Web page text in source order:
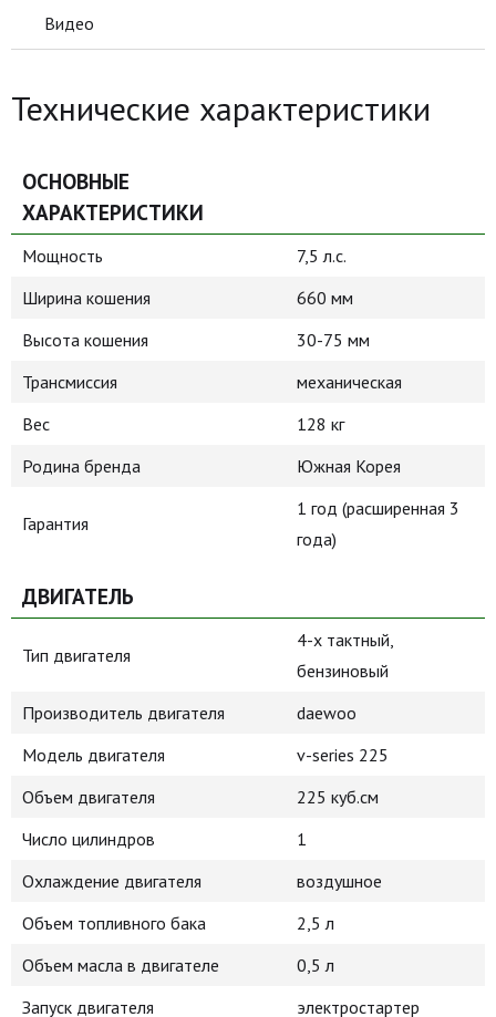
Видео
Технические характеристики
ОСНОВНЫЕ
ХАРАКТЕРИСТИКИ
Мощность
7,5 л.с.
Ширина кошения
660 мм
Высота кошения
30-75 мм
Трансмиссия
механическая
Вес
128 кг
Родина бренда
Южная Корея
Гарантия
1 год (расширенная 3
года)
ДВИГАТЕЛЬ
Тип двигателя
4-х тактный,
бензиновый
Производитель двигателя
daewoo
Модель двигателя
v-series 225
Объем двигателя
225 куб.см
Число цилиндров
1
Охлаждение двигателя
воздушное
Объем топливного бака
2,5 л
Объем масла в двигателе
0,5 л
Запуск двигателя
электростартер